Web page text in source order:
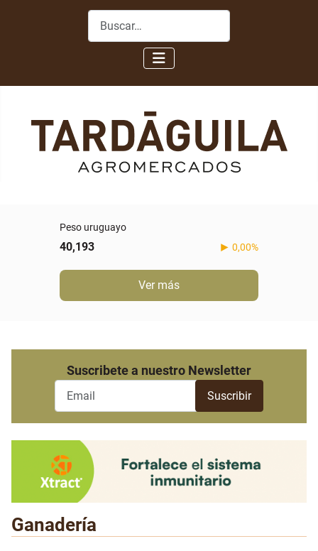
Buscar
Peso uruguayo
40,193 0,00%
Ver más
Suscribete a nuestro Newsletter
Ganadería